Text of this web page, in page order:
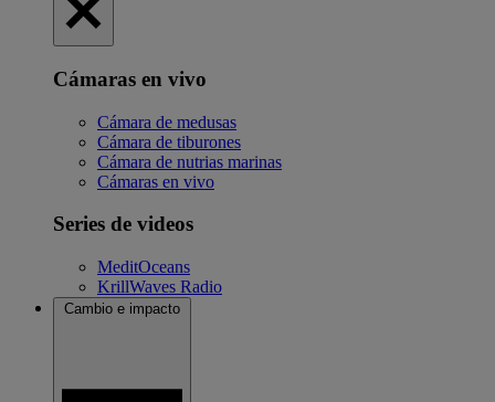
Cámaras en vivo
Cámara de medusas
Cámara de tiburones
Cámara de nutrias marinas
Cámaras en vivo
Series de videos
MeditOceans
KrillWaves Radio
Cambio e impacto